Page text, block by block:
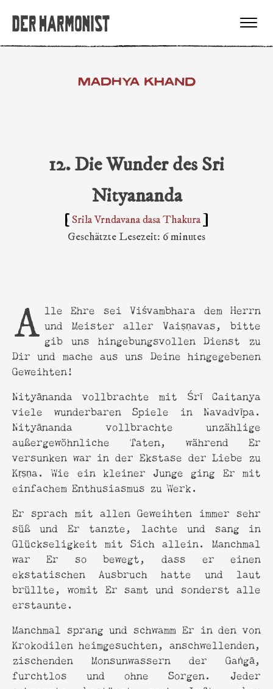
MADHYA KHAND
12. Die Wunder des Sri
Nityananda
Srila Vrndavana dasa Thakura
Geschätzte Lesezeit: 6 minutes
Alle Ehre sei Viśvambhara dem Herrn und Meister aller Vaiṣṇavas, bitte
gib uns hingebungsvollen Dienst zu
Dir und mache aus uns Deine hingegebenen
Geweihten!
Nityānanda vollbrachte mit Śrī Caitanya
viele wunderbaren Spiele in Navadvīpa.
Nityānanda vollbrachte unzählige
außergewöhnliche Taten, während Er
versunken war in der Ekstase der Liebe zu
Kṛṣṇa. Wie ein kleiner Junge ging Er mit
einfachem Enthusiasmus zu Werk.
Er sprach mit allen Geweihten immer sehr
süß und Er tanzte, lachte und sang in
Glückseligkeit mit Sich allein. Manchmal
war Er so bewegt, dass er einen
ekstatischen Ausbruch hatte und laut
brüllte, womit Er samt und sonderst alle
erstaunte.
Manchmal sprang und schwamm Er in den von
Krokodilen heimgesuchten, anschwellenden,
zischenden Monsunwassern der Gaṅgā,
furchtlos und ohne Sorgen. Jeder